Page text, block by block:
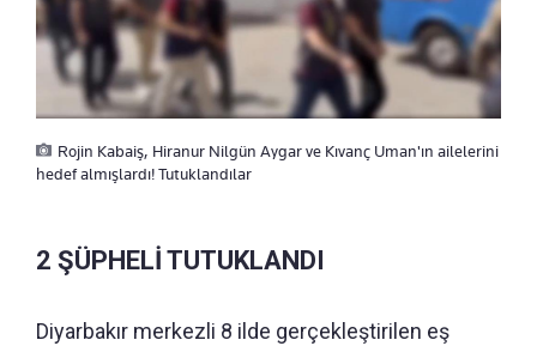
Rojin Kabaiş, Hiranur Nilgün Aygar ve Kıvanç Uman'ın ailelerini
hedef almışlardı! Tutuklandılar
2 ŞÜPHELİ TUTUKLANDI
Diyarbakır merkezli 8 ilde gerçekleştirilen eş